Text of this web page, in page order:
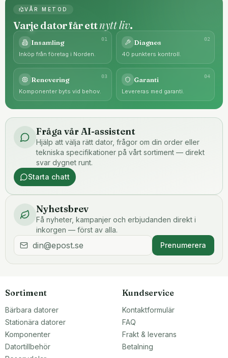
VÅR METOD
Varje dator får ettnytt liv.
01
Insamling
Inköp från företag i Norden.
02
Diagnos
40 punkters kontroll.
03
Renovering
Komponenter byts vid behov.
04
Garanti
Levereras med garanti.
Fråga vår AI-assistent
Hjälp att välja rätt dator, frågor om din order eller
tekniska specifikationer på vårt sortiment — direkt
svar dygnet runt.
Starta chatt
Nyhetsbrev
Få nyheter, kampanjer och erbjudanden direkt i
inkorgen — först av alla.
Prenumerera
Sortiment
Bärbara datorer
Stationära datorer
Komponenter
Datortillbehör
Kundservice
Kontaktformulär
FAQ
Frakt & leverans
Betalning